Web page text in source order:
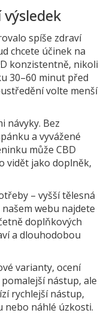
spíše zdraví
chcete účinek na
konzistentně, nikoli
30–60 minut před
volte menší
návyky. Bez
a vyvážené
může CBD
vidět jako doplněk,
– vyšší tělesná
webu najdete
doplňkových
a dlouhodobou
varianty, ocení
nástup, ale
rychlejší nástup,
nebo náhlé úzkosti.